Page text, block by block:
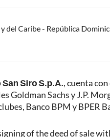
del Caribe - República
Siro S.p.A., cuenta
Goldman Sachs y J.P.
Banco BPM y BPER
of the deed of sale